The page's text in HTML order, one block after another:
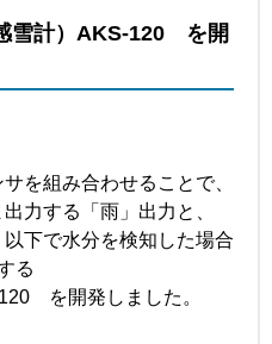
雪計）AKS-120 を開
を組み合わせることで、
力する「雨」出力と、
下で水分を検知した場合
する
を開発しました。